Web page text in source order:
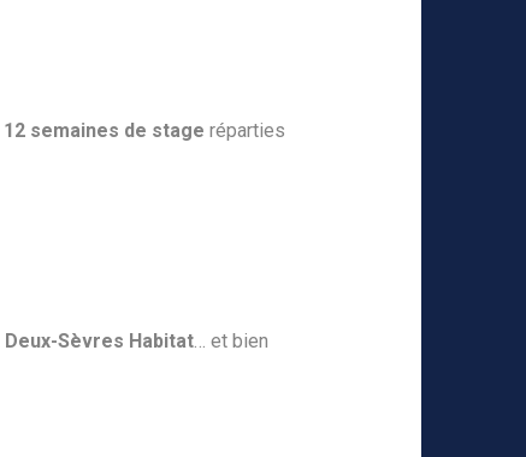
12 semaines de stage réparties
Deux-Sèvres Habitat… et bien